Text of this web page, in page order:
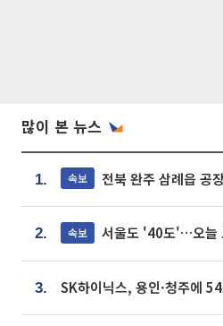
많이 본 뉴스
1. 속보 전북 완주 삼례읍 공
2. 속보 서울도 '40도'…오늘
3.